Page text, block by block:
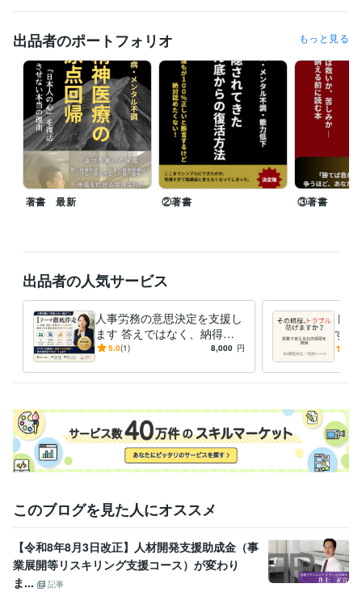
うつ病・メンタル不調　復活の定理 『心が壊れた時』に生れる パ
ド』で人生に革命を起こそう。 大谷翔平も実践するメソッド。リバ
ウンド続きの人材育成に決別。 無から有を作る！マネジメントツー
ルとして行う業務効率化
メンタル不調で職場復帰できない社員を生
み出さないための勉強会 アドラー心理学
本当のところ、過労死は何
が原因で起きるの？
うつ病・メンタル不調　隠されてきたどん底か
らの復活方法
裁判の代償　裁判は救いか、苦しみか
資格・検定
プロコーチ 取得年 : 2018年
特定社会保険労務士 取得年 : 2016年
原田メソッド認定パートナー 取得年 : 2019年
社会保険労務士 取得年 : 2008年
得意分野
士業 人事・労務 特定社会保険労務士 就業規則 紛争解決
語学力
スペイン語 日常会話レベル
出品者のポートフォリオ もっと見る
著書 最新 ②著書 ③著書
出品者の人気サービス
人事労務の意思決定を支援し
ます 答えではなく、納得で
きる判断を支援します
5.0(1) 8,000 円
ト
する
で使
このブログを見た人にオススメ
【令和8年8月3日改正】人材開発支援助成金（事
業展開等リスキリング支援コース）が変わり
ま...
記事